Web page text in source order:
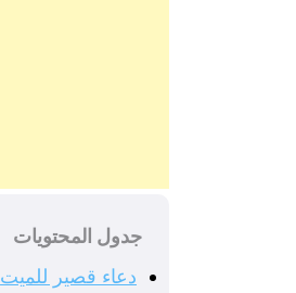
جدول المحتويات
دعاء قصير للميت